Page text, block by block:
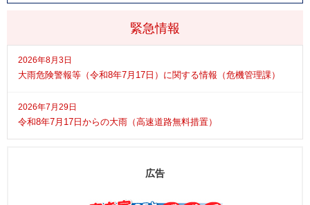
緊急情報
2026年8月3日
大雨危険警報等（令和8年7月17日）に関する情報（危機管理課）
2026年7月29日
令和8年7月17日からの大雨（高速道路無料措置）
広告